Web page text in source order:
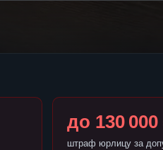
до 130 000
штраф юрлицу за